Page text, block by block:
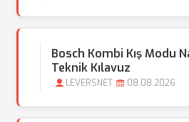
Bosch Kombi Kış Modu
Teknik Kılavuz
LEVERSNET 08.08.2026